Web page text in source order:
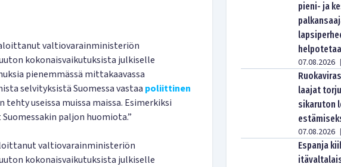
valtiovarainministeriön
kokonaisvaikutuksista julkiselle
pienemmässä mittakaavassa
selvityksistä Suomessa vastaa poliittinen
tehty useissa muissa maissa. Esimerkiksi
paljon huomiota.”
valtiovarainministeriön
kokonaisvaikutuksista julkiselle
pieni- ja
07.08.2026 |
laajat
sikaruton
07.08.2026 |
Espanja